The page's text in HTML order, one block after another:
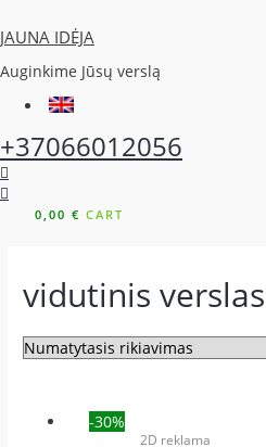
JAUNA IDĖJA
Auginkime Jūsų verslą
+37066012056
0,00 € CART
vidutinis verslas
-30%
2D reklama